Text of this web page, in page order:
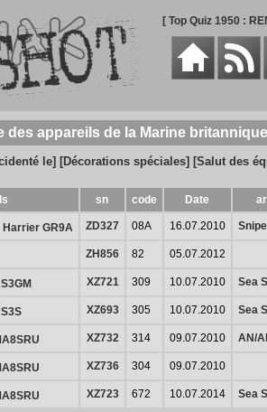
[ Top Quiz 1950 :
des appareils de la Marine
le] [Décorations spéciales] [Salut des
sn code Date
GR9A ZD327 08A 16.07.2010
ZH856 82 05.07.2012
XZ721 309 10.07.2010 Sea
XZ693 305 10.07.2010 Sea
XZ732 314 09.07.2010 AN/
XZ736 304 09.07.2010
XZ723 672 10.07.2014 Sea